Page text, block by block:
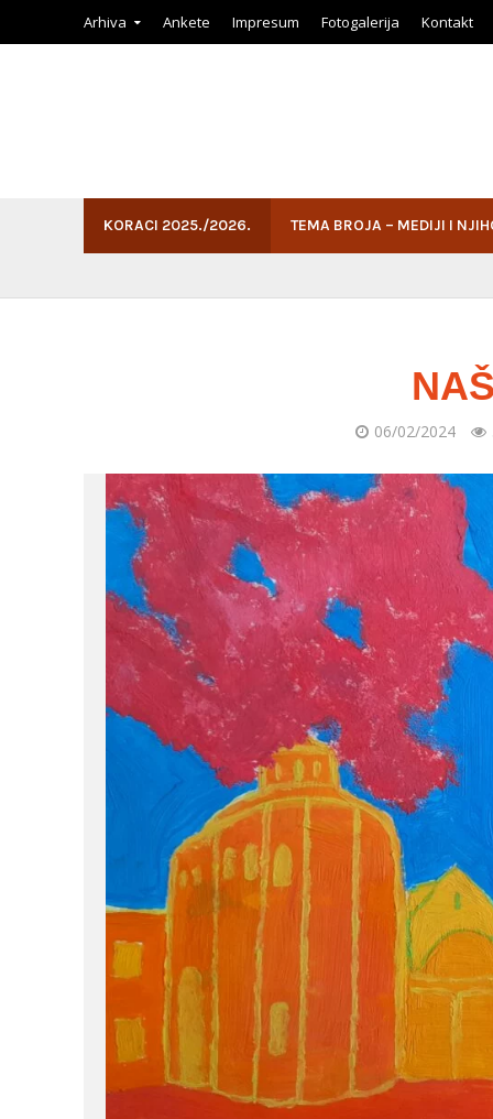
Arhiva Ankete Impresum Fotogalerija Kontakt
KORACI 2025./2026. TEMA BROJA – MEDIJI I
06/02/2024